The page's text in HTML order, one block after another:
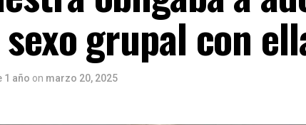
grupal con
1 año on marzo 20, 2025